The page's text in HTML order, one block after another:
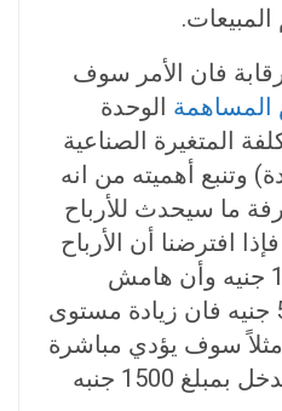
فان الأمر سوف
الوحدة
المتغيرة الصناعية
وتنبع أهميته من انه
ما سيحدث للأرباح
افترضنا أن الأرباح
الحالية للمنظمة 10000 جنيه وأن هامش
المساهمة للوحدة هو 5 جنيه فان زيادة مستوى
بـ 300 وحدة مثلاً سوف يؤدي مباشرة
إلى زيادة في صافي الدخل بمبلغ 1500 جنبه